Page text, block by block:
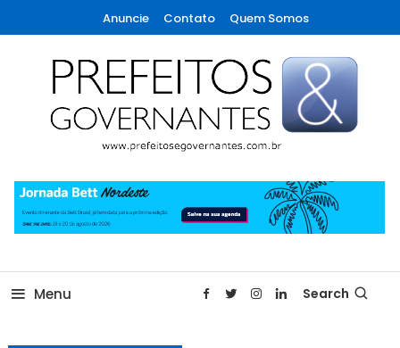
To
Content
Anuncie Contato Quem Somos
Prefeitos & Governantes
Menu Search